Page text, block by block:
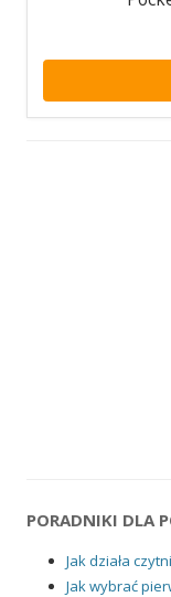
PORADNIKI DLA
Jak działa
Jak wybrać